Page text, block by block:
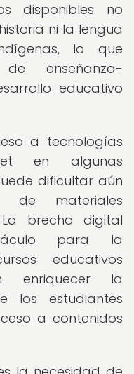
disponibles no
ni la lengua
lo que
enseñanza-
educativo
a tecnologías
en algunas
dificultar aún
de materiales
La brecha digital
para la
educativos
enriquecer la
los estudiantes
a contenidos